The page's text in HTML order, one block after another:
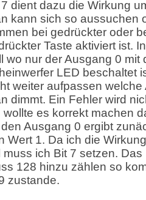
dient dazu die Wirkung
kann sich so aussuchen
bei gedrückter oder
Taste aktiviert ist.
wo nur der Ausgang 0 mit
LED beschaltet
weiter aufpassen welche
dimmt. Ein Fehler wird
wollte es korrekt machen
Ausgang 0 ergibt
Wert 1. Da ich die
muss ich Bit 7 setzen.
128 hinzu zählen so
zustande.